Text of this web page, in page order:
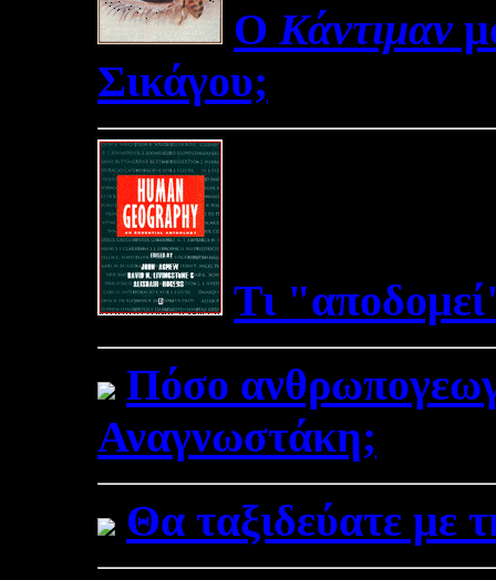
ΟΚάντιμαν
Σικάγου;
Τι
Πόσο
Αναγνωστάκη;
Θα ταξιδεύατε με